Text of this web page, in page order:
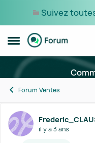
Suivez
Ouvrir Menu Latéral
Passer au
Forum Ventes
Forum
il y a 3 ans